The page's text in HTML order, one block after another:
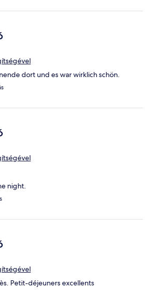
dort und es war wirklich schön.
night.
Petit-déjeuners excellents